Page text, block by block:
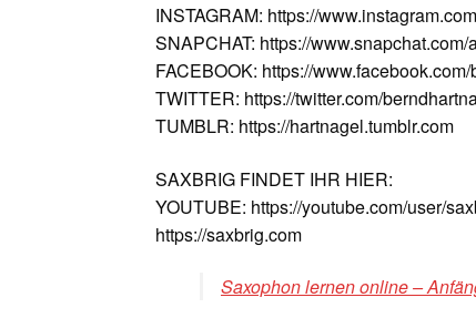
INSTAGRAM: https://
SNAPCHAT: https://
FACEBOOK: https://
TWITTER: https://twitter.com/
TUMBLR: https://hartnagel.tumblr.com
SAXBRIG FINDET IHR HIER:
YOUTUBE: https://youtube.com/user/
https://saxbrig.com
Saxophon lernen online –